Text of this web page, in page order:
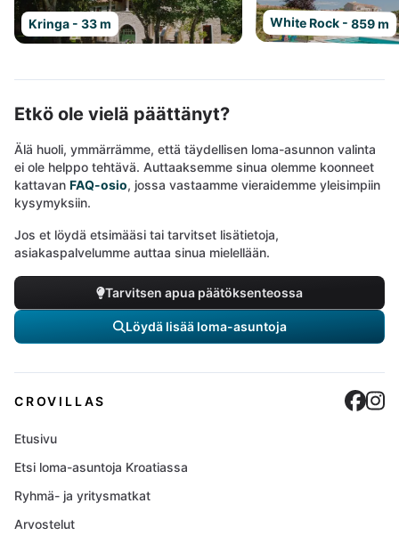
Kringa - 33 m White Rock - 859 m
Etkö ole vielä päättänyt?
Älä huoli, ymmärrämme, että täydellisen loma-asunnon valinta
ei ole helppo tehtävä. Auttaaksemme sinua olemme koonneet
kattavan FAQ-osio, jossa vastaamme vieraidemme yleisimpiin
kysymyksiin.
Jos et löydä etsimääsi tai tarvitset lisätietoja,
asiakaspalvelumme auttaa sinua mielellään.
Tarvitsen apua päätöksenteossa
Löydä lisää loma-asuntoja
CROVILLAS
Etusivu
Etsi loma-asuntoja Kroatiassa
Ryhmä- ja yritysmatkat
Arvostelut